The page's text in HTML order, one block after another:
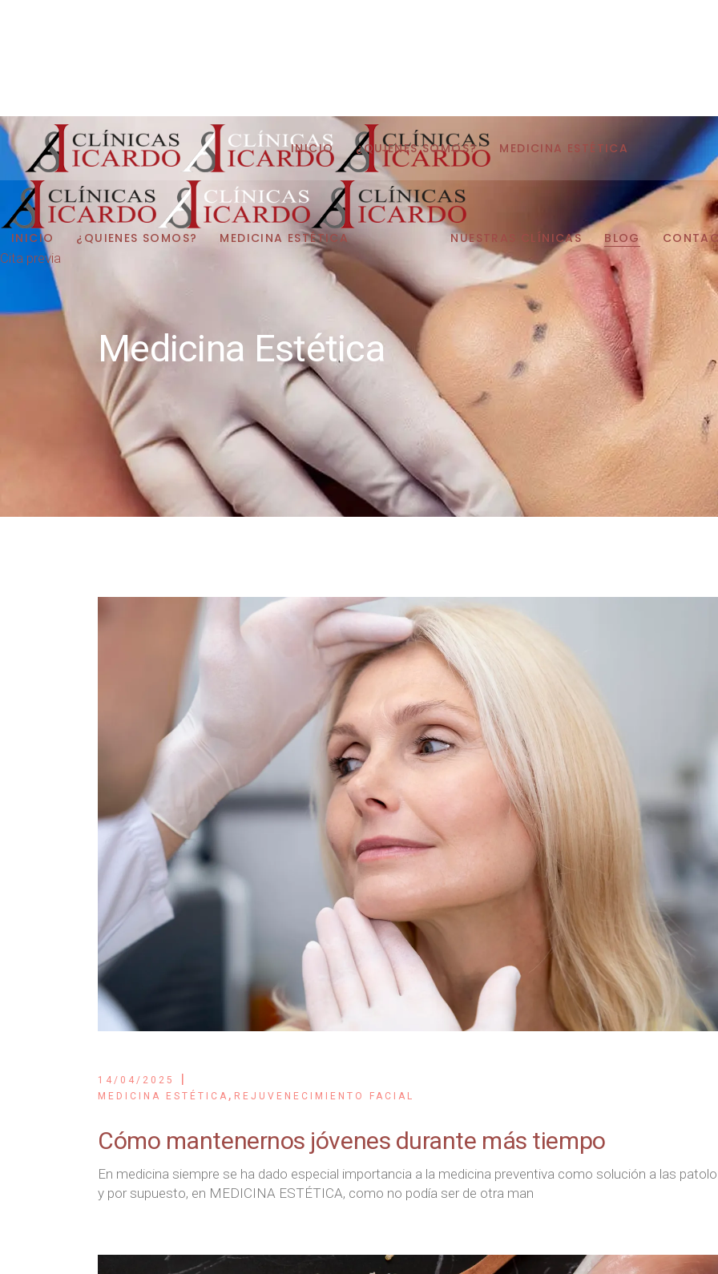
INICIO ¿QUIENES SOMOS? MEDICINA ESTÉTICA
INICIO ¿QUIENES SOMOS? MEDICINA ESTÉTICA NUESTRAS CLÍNICAS BLOG
Cita previa
Medicina Estética
14/04/2025
MEDICINA ESTÉTICA , REJUVENECIMIENTO FACIAL
Cómo mantenernos jóvenes durante más tiempo
En medicina siempre se ha dado especial importancia a la medicina preventiva como solución a las
y por supuesto, en MEDICINA ESTÉTICA, como no podía ser de otra man